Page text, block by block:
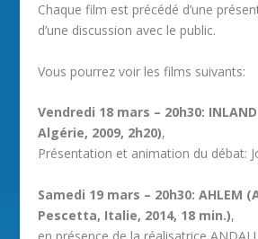
Chaque film est précédé d’une
d’une discussion avec le public.
Vous pourrez voir les films suivants:
Vendredi 18 mars – 20h30:
Algérie, 2009, 2h20),
Présentation et animation du débat:
Samedi 19 mars – 20h30: AHLEM
Pescetta, Italie, 2014, 18 min.),
en présence de la réalisatrice